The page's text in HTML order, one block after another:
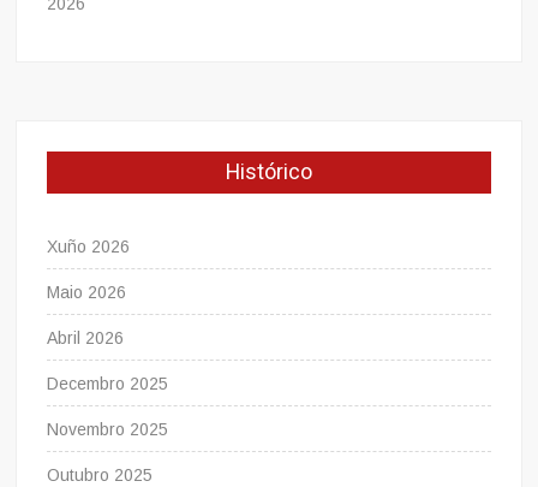
Histórico
Xuño 2026
Maio 2026
Abril 2026
Decembro 2025
Novembro 2025
Outubro 2025